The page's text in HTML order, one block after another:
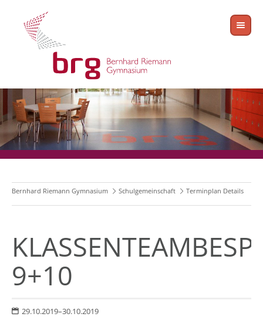
Bernhard Riemann Gymnasium Schulgemeinschaft Terminplan Details
9+10
29.10.2019–30.10.2019